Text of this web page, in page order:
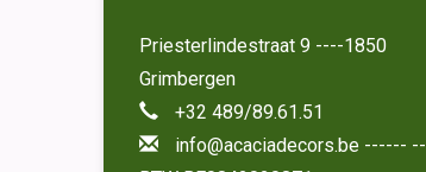
Priesterlindestraat 9 ----1850
Grimbergen
+32 489/89.61.51
info@acaciadecors.be ------ --